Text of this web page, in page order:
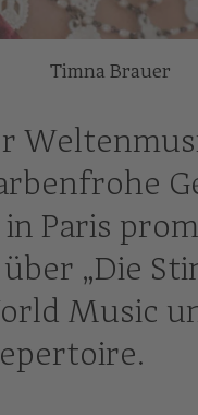
Timna Brauer
Paris
„Die
Music